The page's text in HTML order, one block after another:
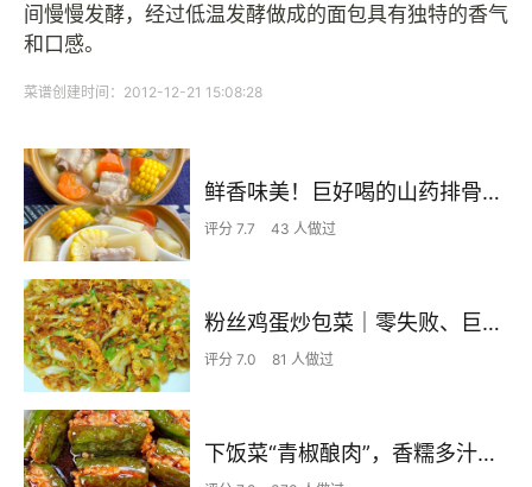
间慢慢发酵，经过低温发酵做成的面包具有独特的香气
和口感。
菜谱创建时间：2012-12-21 15:08:28
鲜香味美！巨好喝的山药排骨汤！！
评分 7.7 43 人做过
粉丝鸡蛋炒包菜｜零失败、巨下饭
评分 7.0 81 人做过
下饭菜“青椒酿肉”，香糯多汁鲜嫩下饭